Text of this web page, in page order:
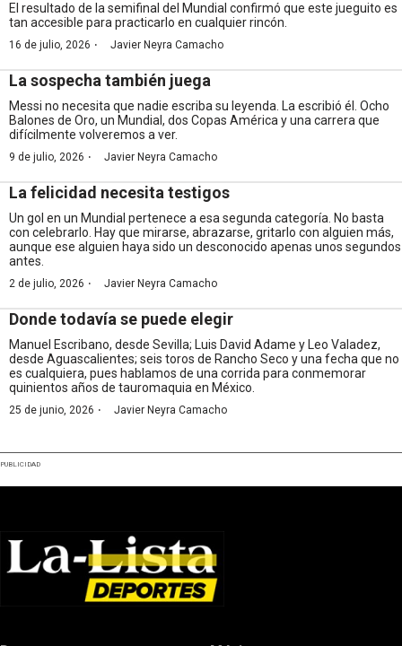
El resultado de la semifinal del Mundial confirmó que este jueguito es
tan accesible para practicarlo en cualquier rincón.
16 de julio, 2026 · Javier Neyra Camacho
La sospecha también juega
Messi no necesita que nadie escriba su leyenda. La escribió él. Ocho
Balones de Oro, un Mundial, dos Copas América y una carrera que
difícilmente volveremos a ver.
9 de julio, 2026 · Javier Neyra Camacho
La felicidad necesita testigos
Un gol en un Mundial pertenece a esa segunda categoría. No basta
con celebrarlo. Hay que mirarse, abrazarse, gritarlo con alguien más,
aunque ese alguien haya sido un desconocido apenas unos segundos
antes.
2 de julio, 2026 · Javier Neyra Camacho
Donde todavía se puede elegir
Manuel Escribano, desde Sevilla; Luis David Adame y Leo Valadez,
desde Aguascalientes; seis toros de Rancho Seco y una fecha que no
es cualquiera, pues hablamos de una corrida para conmemorar
quinientos años de tauromaquia en México.
25 de junio, 2026 · Javier Neyra Camacho
PUBLICIDAD